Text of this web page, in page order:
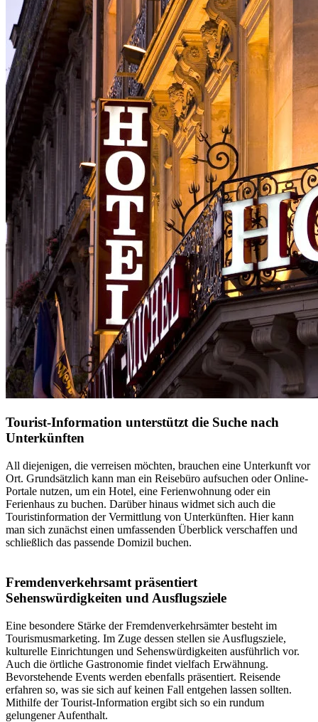
Tourist-Information unterstützt die Suche nach
Unterkünften
All diejenigen, die verreisen möchten, brauchen eine Unterkunft vor
Ort. Grundsätzlich kann man ein Reisebüro aufsuchen oder Online-
Portale nutzen, um ein Hotel, eine Ferienwohnung oder ein
Ferienhaus zu buchen. Darüber hinaus widmet sich auch die
Touristinformation der Vermittlung von Unterkünften. Hier kann
man sich zunächst einen umfassenden Überblick verschaffen und
schließlich das passende Domizil buchen.
Fremdenverkehrsamt präsentiert
Sehenswürdigkeiten und Ausflugsziele
Eine besondere Stärke der Fremdenverkehrsämter besteht im
Tourismusmarketing. Im Zuge dessen stellen sie Ausflugsziele,
kulturelle Einrichtungen und Sehenswürdigkeiten ausführlich vor.
Auch die örtliche Gastronomie findet vielfach Erwähnung.
Bevorstehende Events werden ebenfalls präsentiert. Reisende
erfahren so, was sie sich auf keinen Fall entgehen lassen sollten.
Mithilfe der Tourist-Information ergibt sich so ein rundum
gelungener Aufenthalt.